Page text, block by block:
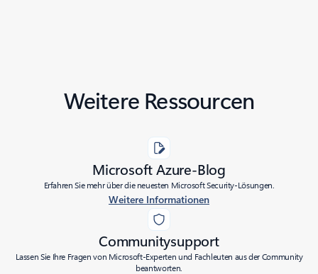
Weitere Ressourcen
Microsoft Azure-Blog
Erfahren Sie mehr über die neuesten Microsoft Security-Lösungen.
Weitere Informationen
Communitysupport
Lassen Sie Ihre Fragen von Microsoft-Experten und Fachleuten aus der Community
beantworten.